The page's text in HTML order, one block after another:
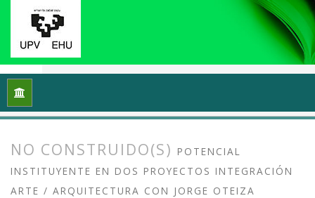
Inicio
NO CONSTRUIDO(S) POTENCIAL
INSTITUYENTE EN DOS PROYECTOS INTEGRACIÓN
ARTE / ARQUITECTURA CON JORGE OTEIZA